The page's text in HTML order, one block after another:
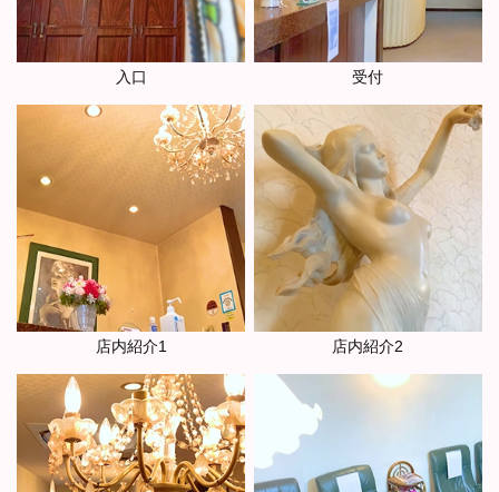
入口 受付
店内紹介1 店内紹介2